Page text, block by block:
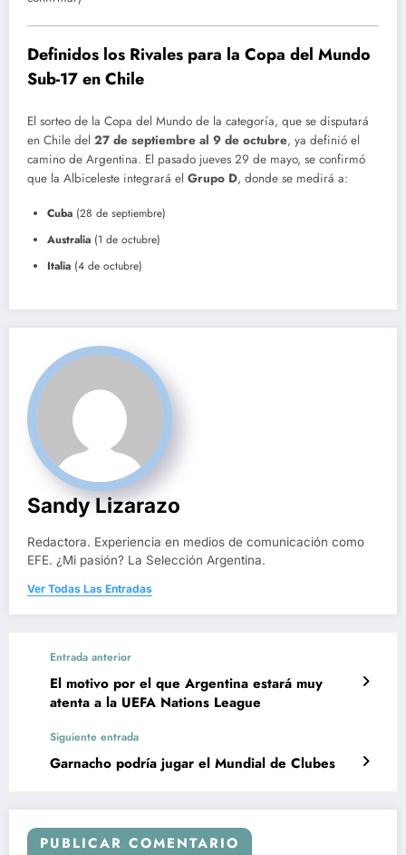
Definidos los Rivales para la Copa del Mundo
Sub-17 en Chile
El sorteo de la Copa del Mundo de la categoría, que se disputará
en Chile del 27 de septiembre al 9 de octubre, ya definió el
camino de Argentina. El pasado jueves 29 de mayo, se confirmó
que la Albiceleste integrará el Grupo D, donde se medirá a:
Cuba (28 de septiembre)
Australia (1 de octubre)
Italia (4 de octubre)
Sandy Lizarazo
Redactora. Experiencia en medios de comunicación como
EFE. ¿Mi pasión? La Selección Argentina.
Ver Todas Las Entradas
Entrada anterior
El motivo por el que Argentina estará muy
atenta a la UEFA Nations League
Siguiente entrada
Garnacho podría jugar el Mundial de Clubes
PUBLICAR COMENTARIO